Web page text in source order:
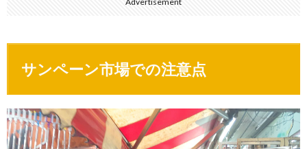
サンペーン市場での注意点